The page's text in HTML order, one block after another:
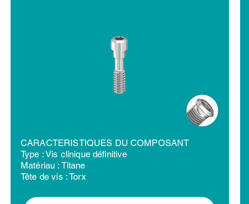
CARACTERISTIQUES DU COMPOSANT
Type : Vis clinique définitive
Matériau : Titane
Tête de vis : Torx